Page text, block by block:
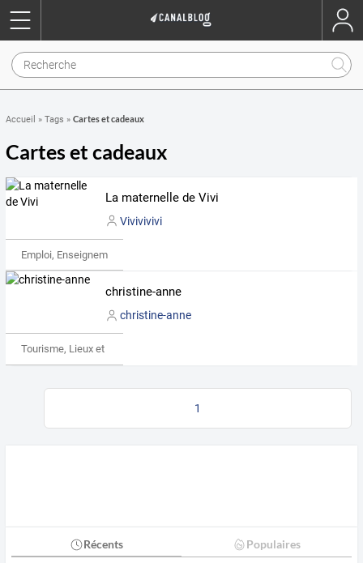
Accueil » Tags » Cartes et cadeaux
Cartes et cadeaux
La maternelle de Vivi
Vivivivivi
Emploi, Enseignement & Etudes
christine-anne
christine-anne
Tourisme, Lieux et Événements
1
Récents Populaires